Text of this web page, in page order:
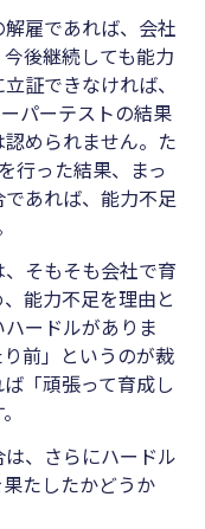
雇であれば、会社
後継続しても能力
証できなければ、
パーテストの結果
められません。た
行った結果、まっ
あれば、能力不足
そもそも会社で育
能力不足を理由と
ードルがありま
前」というのが裁
「頑張って育成し
、さらにハードル
たしたかどうか